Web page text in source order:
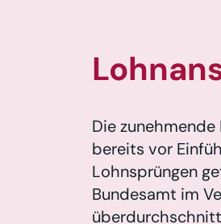
Die
bereits vor
Lohnsprüngen
Bundesamt im